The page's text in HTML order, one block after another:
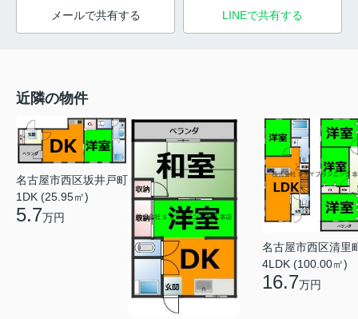
メールで共有する LINEで共有する
近隣の物件
名古屋市西区坂井戸町
1DK (25.95㎡)
5.7万円
名古屋市西区清里
4LDK (100.00㎡)
16.7万円